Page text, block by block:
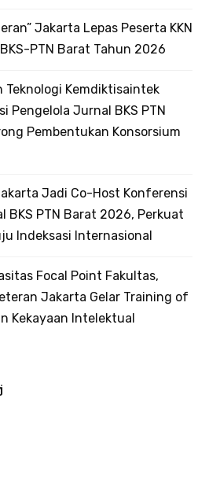
Jakarta Lepas Peserta KKN
PTN Barat Tahun 2026
Teknologi Kemdiktisaintek
Pengelola Jurnal BKS PTN
Pembentukan Konsorsium
Jadi Co-Host Konferensi
BKS PTN Barat 2026, Perkuat
Indeksasi Internasional
Focal Point Fakultas,
Jakarta Gelar Training of
Kekayaan Intelektual